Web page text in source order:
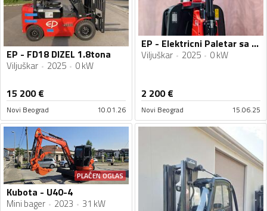
EP - FD18 DIZEL 1.8tona
Viljuškar 2025 0 kW
15 200€
Novi Beograd 10.01.26
EP - Elektricni Paletar sa VAGOM EP F4 RAVAS vaga
Viljuškar 2025 0 kW
2 200€
Novi Beograd 15.06.25
PLAĆEN OGLAS
Kubota - U40-4
Mini bager 2023 31 kW